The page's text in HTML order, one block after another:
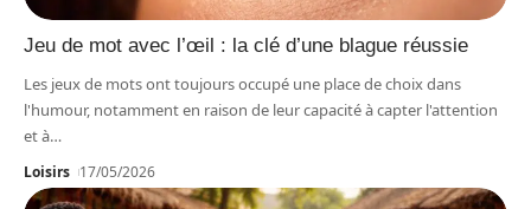
Jeu de mot avec l’œil : la clé d’une blague réussie
Les jeux de mots ont toujours occupé une place de choix dans
l'humour, notamment en raison de leur capacité à capter l'attention
et à…
Loisirs 17/05/2026